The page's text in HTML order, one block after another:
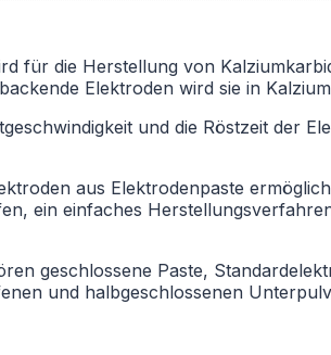
für die Herstellung von
Elektroden wird sie in
und die Röstzeit der
aus Elektrodenpaste
ein einfaches
geschlossene Paste,
und halbgeschlossenen